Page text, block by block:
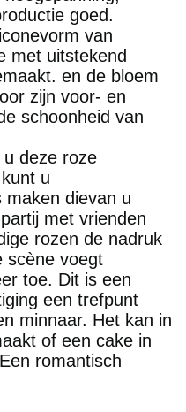
goed.
van
met uitstekend
en de bloem
zijn voor- en
schoonheid van
deze roze
u
maken dievan u
met vrienden
rozen de nadruk
scène voegt
toe. Dit is een
een trefpunt
minnaar. Het kan in
of een cake in
romantisch